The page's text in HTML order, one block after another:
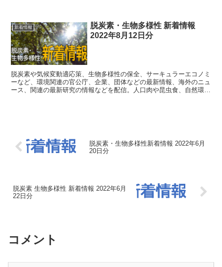
新着情報
脱炭素・生物多様性 新着情報
2022年8月12日分
脱炭素や気候変動適応策、生物多様性の保全、サーキュラーエコノミ
ーなど、環境関連の官公庁、企業、団体などの最新情報、海外のニュ
ース、関連の最新研究の情報などを配信。人口肉や昆虫食、自然環境
脱炭素・生物多様性新着情報 2022年6月
20日分
脱炭素 生物多様性 新着情報 2022年6月
22日分
コメント